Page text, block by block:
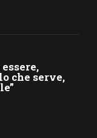
essere,
che serve,